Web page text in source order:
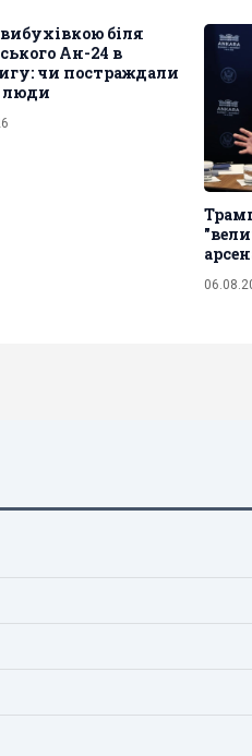
біля
Ан-24 в
чи постраждали
люди